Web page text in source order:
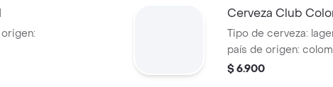
Cerveza Club
Tipo de cerveza:
país de origen:
$ 6.900